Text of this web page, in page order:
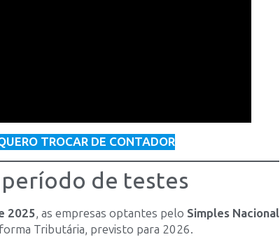
TROCAR DE CONTADOR
período de testes
2025, as empresas optantes pelo Simples Nacional
Tributária, previsto para 2026.